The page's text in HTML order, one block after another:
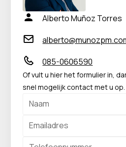
Alberto Muñoz Torres
085-0606590
Of vult u hier het formulier in,
snel mogelijk contact met u op.